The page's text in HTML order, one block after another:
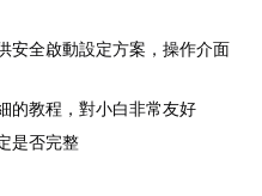
安全啟動設定方案，操作介面
的教程，對小白非常友好
是否完整